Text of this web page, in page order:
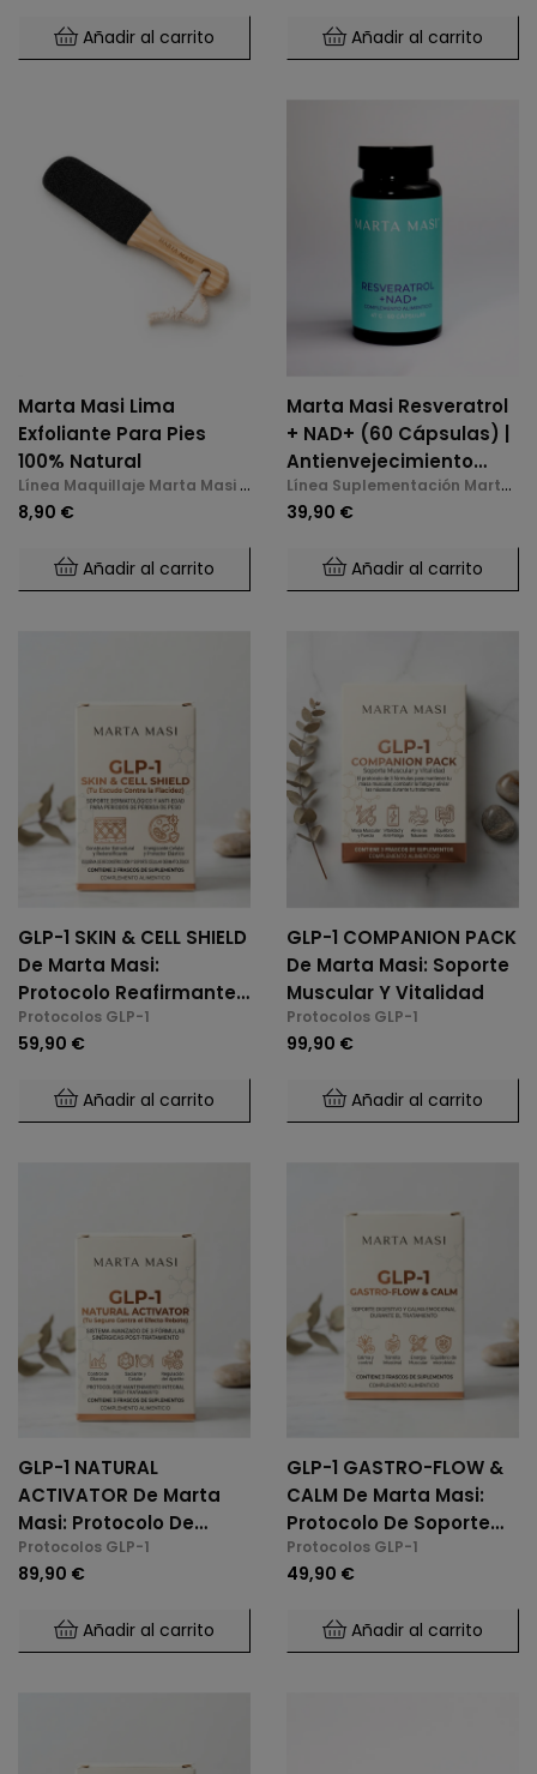
Añadir al carrito Añadir al carrito
Marta Masi Lima
Exfoliante Para Pies
100% Natural
Línea Maquillaje Marta Masi y
Accesorios
8,90 €
Añadir al carrito
Marta Masi Resveratrol
+ NAD+ (60 Cápsulas) |
Antienvejecimiento
Celular Y Longevidad
Línea Suplementación Marta
Masi
39,90 €
Añadir al carrito
GLP-1 SKIN & CELL SHIELD
De Marta Masi:
Protocolo Reafirmante
Y Anti-Flacidez
Protocolos GLP-1
59,90 €
Añadir al carrito
GLP-1 COMPANION PACK
De Marta Masi: Soporte
Muscular Y Vitalidad
Protocolos GLP-1
99,90 €
Añadir al carrito
GLP-1 NATURAL
ACTIVATOR De Marta
Masi: Protocolo De
Mantenimiento Y Anti-
Rebote
Protocolos GLP-1
89,90 €
Añadir al carrito
GLP-1 GASTRO-FLOW &
CALM De Marta Masi:
Protocolo De Soporte
Digestivo Y Calma
Emocional
Protocolos GLP-1
49,90 €
Añadir al carrito